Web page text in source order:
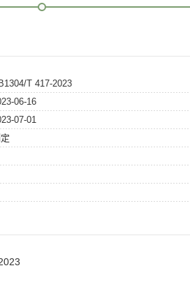
T 417-2023
06-16
07-01